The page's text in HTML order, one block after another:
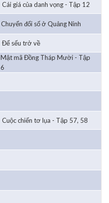
Cái giá của danh vọng - Tập 12
Chuyển đổi số ở Quảng Ninh
Để sếu trở về
Mật mã Đồng Tháp Mười - Tập
6
Cuộc chiến tơ lụa - Tập 57, 58